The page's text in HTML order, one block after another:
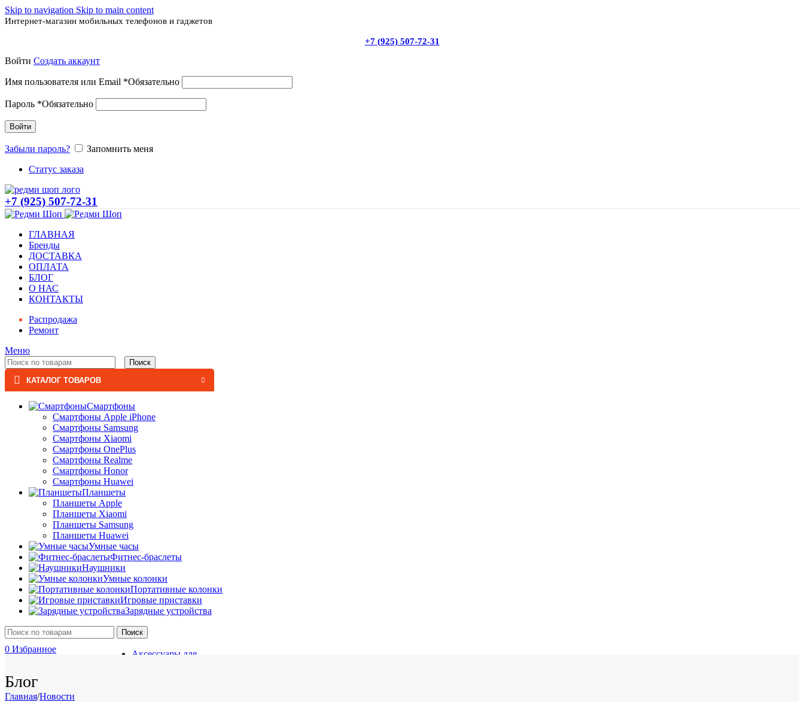
Skip to navigation Skip to main content
Интернет-магазин мобильных телефонов и гаджетов
+7 (925) 507-72-31
Войти Создать аккаунт
Имя пользователя или Email *Обязательно
Пароль *Обязательно
Войти
Забыли пароль?
Запомнить меня
Статус заказа
+7 (925) 507-72-31
ГЛАВНАЯ
Бренды
ДОСТАВКА
ОПЛАТА
БЛОГ
О НАС
КОНТАКТЫ
Распродажа
Ремонт
Меню
Поиск
КАТАЛОГ ТОВАРОВ
Смартфоны
Смартфоны Apple iPhone
Смартфоны Samsung
Смартфоны Xiaomi
Смартфоны OnePlus
Смартфоны Realme
Смартфоны Honor
Смартфоны Huawei
Планшеты
Планшеты Apple
Планшеты Xiaomi
Планшеты Samsung
Планшеты Huawei
Умные часы
Фитнес-браслеты
Наушники
Умные колонки
Портативные колонки
Игровые приставки
Зарядные устройства
Аксессуары для
Поиск
0 Избранное
Блог
Главная/Новости